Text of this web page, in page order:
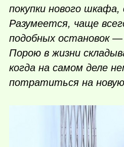
покупки нового
Разумеется, чаще
подобных остановок —
Порою в жизни
когда на самом деле
потратиться на